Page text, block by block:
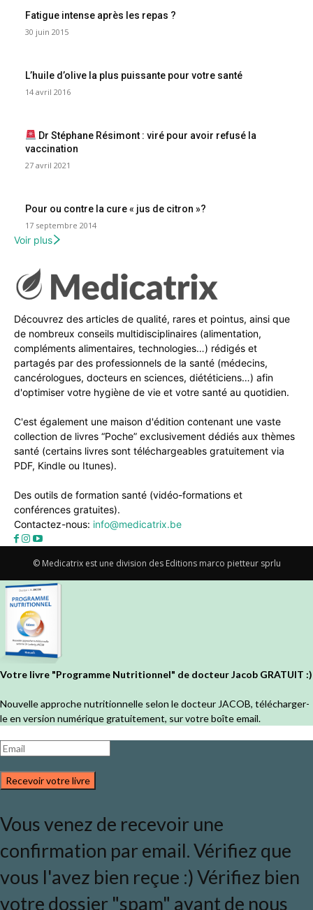
Fatigue intense après les repas ?
30 juin 2015
L’huile d’olive la plus puissante pour votre santé
14 avril 2016
Dr Stéphane Résimont : viré pour avoir refusé la
vaccination
27 avril 2021
Pour ou contre la cure « jus de citron »?
17 septembre 2014
Voir plus
Découvrez des articles de qualité, rares et pointus, ainsi que
de nombreux conseils multidisciplinaires (alimentation,
compléments alimentaires, technologies…) rédigés et
partagés par des professionnels de la santé (médecins,
cancérologues, docteurs en sciences, diététiciens…) afin
d'optimiser votre hygiène de vie et votre santé au quotidien.
C'est également une maison d'édition contenant une vaste
collection de livres “Poche” exclusivement dédiés aux thèmes
santé (certains livres sont téléchargeables gratuitement via
PDF, Kindle ou Itunes).
Des outils de formation santé (vidéo-formations et
conférences gratuites).
Contactez-nous: info@medicatrix.be
© Medicatrix est une division des Editions marco pietteur sprlu
Votre livre "Programme Nutritionnel" de docteur Jacob GRATUIT :)
Nouvelle approche nutritionnelle selon le docteur JACOB, télécharger-
le en version numérique gratuitement, sur votre boîte email.
Recevoir votre livre
Vous venez de recevoir une
confirmation par email. Vérifiez que
vous l'avez bien reçue :) Vérifiez bien
votre dossier "spam" avant de nous